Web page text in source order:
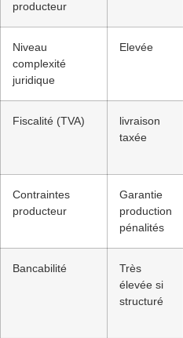
producteur
Niveau
complexité
juridique
Elevée
Fiscalité (TVA)
livraison
taxée
Contraintes
producteur
Garantie
production
pénalités
Bancabilité
Très
élevée si
structuré